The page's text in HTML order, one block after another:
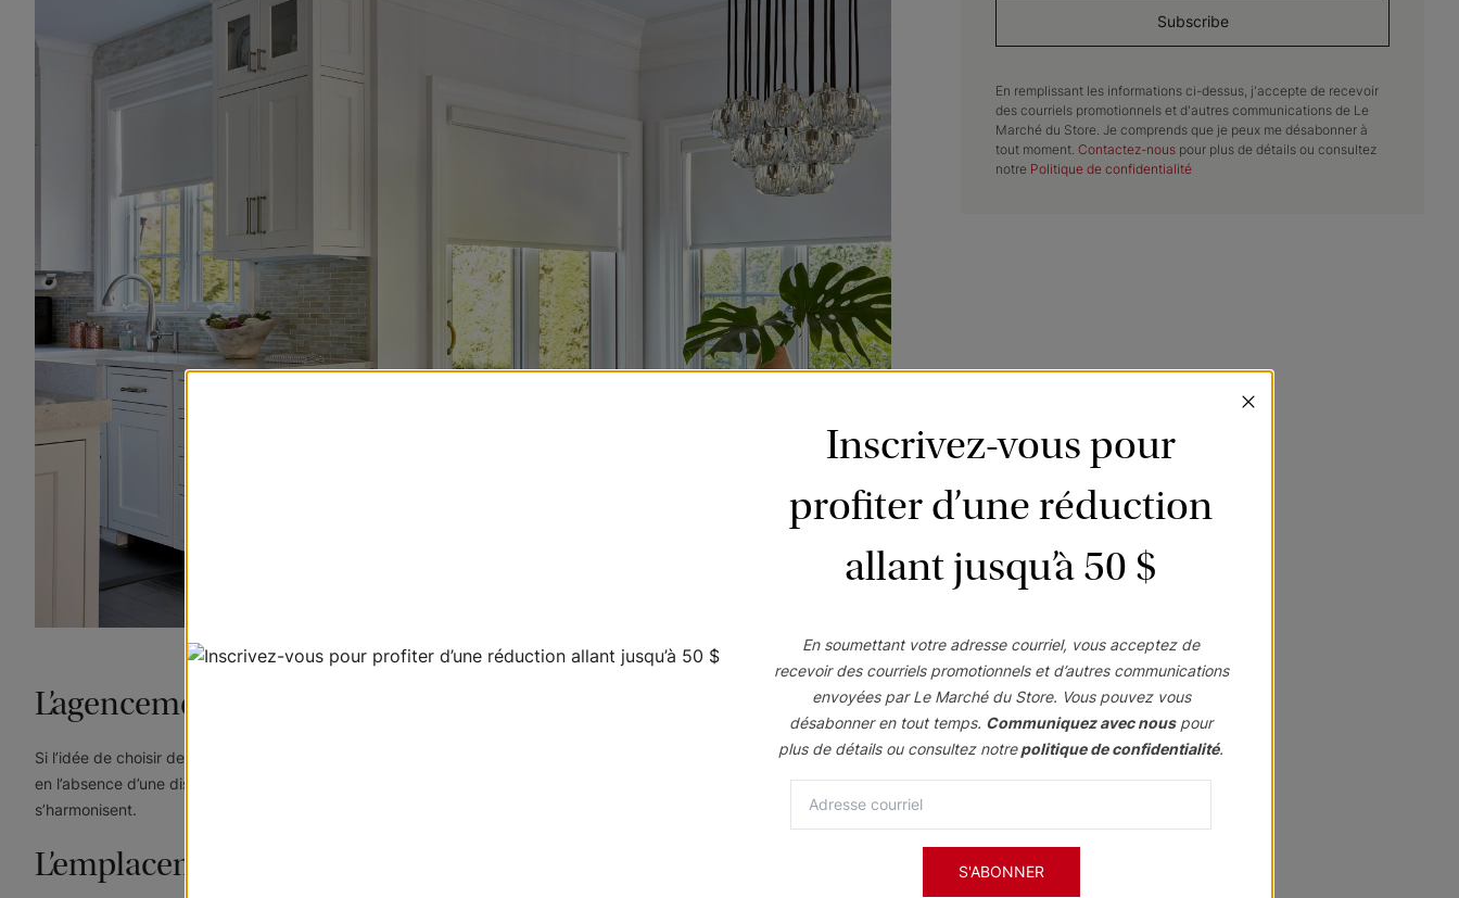
L’agencement demeure important
Si l’idée de choisir des stores variés vous enchante, la création d’un bon agencement est la clé d’un décor réussi. Même
en l’absence d’une disposition ouverte, les pièces avoisinantes devraient présenter de belles palettes de couleur qui
s’harmonisent.
L’emplacement et la grandeur des fenêtres
Subscribe
En remplissant les informations ci-dessus, j'accepte de recevoir
des courriels promotionnels et d'autres communications de Le
Marché du Store. Je comprends que je peux me désabonner à
tout moment. Contactez-nous pour plus de détails ou consultez
notre Politique de confidentialité
Inscrivez-vous pour
profiter d’une réduction
allant jusqu’à 50 $
En soumettant votre adresse courriel, vous acceptez de
recevoir des courriels promotionnels et d’autres communications
envoyées par Le Marché du Store. Vous pouvez vous
désabonner en tout temps. Communiquez avec nouspour
plus de détails ou consultez notre politique de confidentialité.
S'ABONNER